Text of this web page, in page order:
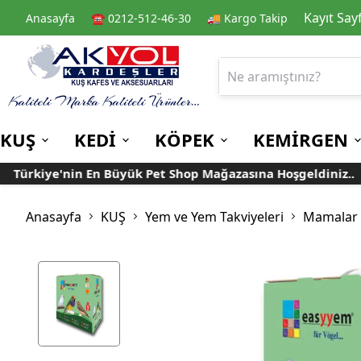
Anasayfa ☎️ 0212-512-46-30 🚚 Kargo Takip Kayıt
KUŞ
Kafes
Muhabbet
Papağan
Taşıma Kafesi
Rulolu Kafes
Kafes Aksesuarları
Yemlikler
KEDİ
Kedi Kuru Mamalar Kedi Kumları
Taşımalar
Vitaminler
KÖPEK
Kuru Mamalar Konserve Mamalar
Mama ve Su Kapları
KEMİRGEN
Guinea Pig Yemleri
En Büyük Pet Shop Mağazasına Hoşgeldiniz..
Anasayfa KUŞ Yem ve Yem Takviyeleri Mamalar